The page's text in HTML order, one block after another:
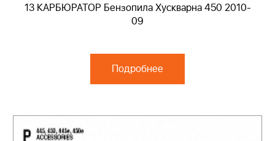
13 КАРБЮРАТОР Бензопила Хускварна 450 2010-
09
Подробнее